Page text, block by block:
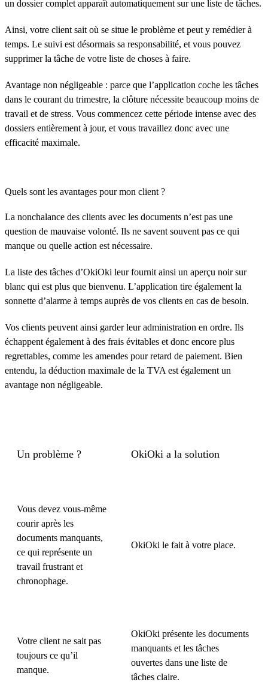
un dossier complet apparaît automatiquement sur une liste de tâches.
Ainsi, votre client sait où se situe le problème et peut y remédier à
temps. Le suivi est désormais sa responsabilité, et vous pouvez
supprimer la tâche de votre liste de choses à faire.
Avantage non négligeable : parce que l’application coche les tâches
dans le courant du trimestre, la clôture nécessite beaucoup moins de
travail et de stress. Vous commencez cette période intense avec des
dossiers entièrement à jour, et vous travaillez donc avec une
efficacité maximale.
Quels sont les avantages pour mon client ?
La nonchalance des clients avec les documents n’est pas une
question de mauvaise volonté. Ils ne savent souvent pas ce qui
manque ou quelle action est nécessaire.
La liste des tâches d’OkiOki leur fournit ainsi un aperçu noir sur
blanc qui est plus que bienvenu. L’application tire également la
sonnette d’alarme à temps auprès de vos clients en cas de besoin.
Vos clients peuvent ainsi garder leur administration en ordre. Ils
échappent également à des frais évitables et donc encore plus
regrettables, comme les amendes pour retard de paiement. Bien
entendu, la déduction maximale de la TVA est également un
avantage non négligeable.
Un problème ? OkiOki a la solution
Vous devez vous-même
courir après les
documents manquants,
ce qui représente un
travail frustrant et
chronophage.
OkiOki le fait à votre place.
Votre client ne sait pas
toujours ce qu’il
manque.
OkiOki présente les documents
manquants et les tâches
ouvertes dans une liste de
tâches claire.